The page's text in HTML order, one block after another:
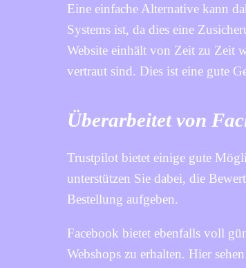
Eine einfache Alternative kann
Systems ist, da dies eine
Website einhält von Zeit zu Zeit
vertraut sind. Dies ist eine gute
Überarbeitet von
Trustpilot bietet einige gute
unterstützen Sie dabei, die
Bestellung aufgeben.
Facebook bietet ebenfalls voll
Webshops zu erhalten. Hier